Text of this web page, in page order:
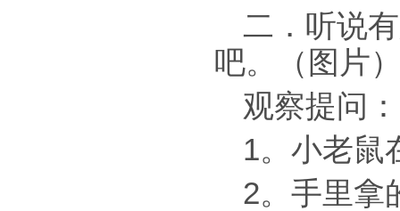
二．听说
吧。（图片
观察提问：
1。小老鼠
2。手里拿